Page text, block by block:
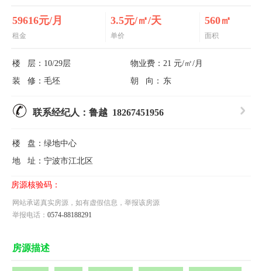
59616元/月 3.5元/㎡/天 560㎡
租金 单价 面积
楼 层： 10/29层 物业费： 21 元/㎡/月
装 修： 毛坯 朝 向： 东
联系经纪人：鲁越 18267451956
楼 盘： 绿地中心
地 址： 宁波市江北区
房源核验码：
网站承诺真实房源，如有虚假信息，举报该房源
举报电话： 0574-88188291
房源描述